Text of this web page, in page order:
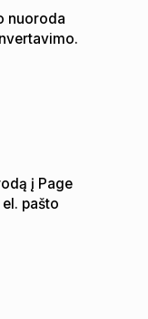
nuoroda
į Page
pašto